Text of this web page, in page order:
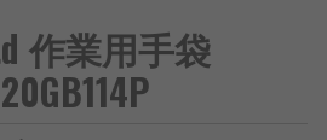
作業用手袋